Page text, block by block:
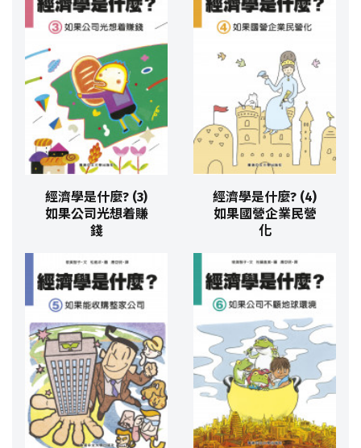
經濟學是什麼? (3)
如果公司光想着賺
錢
經濟學是什麼? (4)
如果國營企業民營
化